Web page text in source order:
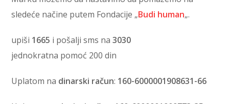
sledeće načine putem Fondacije „Budi human„.
upiši 1665 i pošalji sms na3030
jednokratna pomoć 200 din
Uplatom na dinarski račun: 160-6000001908631-66